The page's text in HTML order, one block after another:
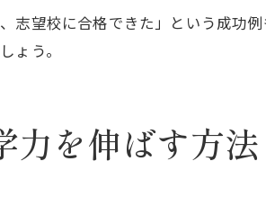
志望校に合格できた」という成功
ょう。
力を伸ばす方法